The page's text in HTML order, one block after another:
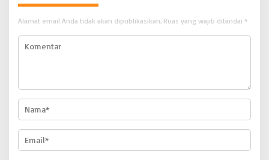
Alamat email Anda tidak akan dipublikasikan. Ruas yang wajib ditandai *